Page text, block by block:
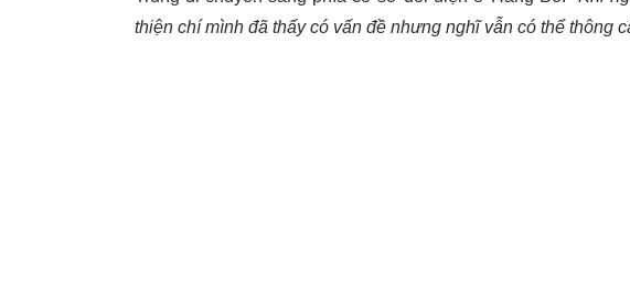
thiện chí mình đã thấy có vấn đề nhưng nghĩ vẫn có thể thông